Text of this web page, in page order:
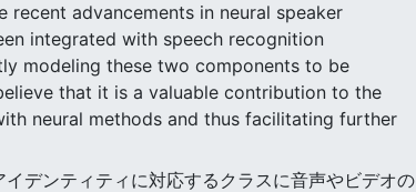
advancements in neural speaker
integrated with speech recognition
modeling these two components to be
that it is a valuable contribution to the
neural methods and thus facilitating further
デンティティに対応するクラスに音声やビデオの